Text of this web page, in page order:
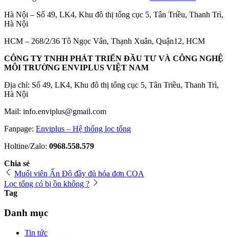
Hà Nội – Số 49, LK4, Khu đô thị tổng cục 5, Tân Triều, Thanh Trì,
Hà Nội
HCM – 268/2/36 Tô Ngọc Vân, Thạnh Xuân, Quận12, HCM
CÔNG TY TNHH PHÁT TRIỂN ĐẦU TƯ VÀ CÔNG NGHỆ
MÔI TRƯỜNG ENVIPLUS VIỆT NAM
Địa chỉ: Số 49, LK4, Khu đô thị tổng cục 5, Tân Triều, Thanh Trì,
Hà Nội
Mail: info.enviplus@gmail.com
Fanpage: Enviplus – Hệ thống lọc tổng
Holtine/Zalo: 0968.558.579
Chia sẻ
Muối viên Ấn Độ đầy đủ hóa đơn COA
Lọc tổng có bị ồn không ?
Tag
Danh mục
Tin tức